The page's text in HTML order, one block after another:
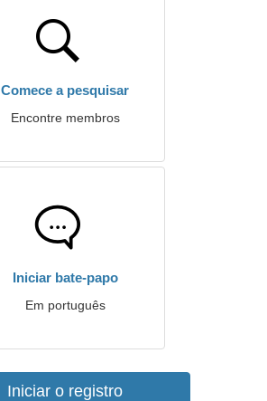
Comece a pesquisar
Encontre membros
Iniciar bate-papo
Em português
Iniciar o registro